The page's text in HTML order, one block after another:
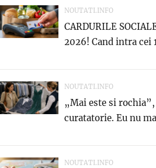
NOUTATI.INFO
CARDURILE
2026! Cand intra cei
NOUTATI.INFO
„Mai este si
curatatorie. Eu nu
NOUTATI.INFO